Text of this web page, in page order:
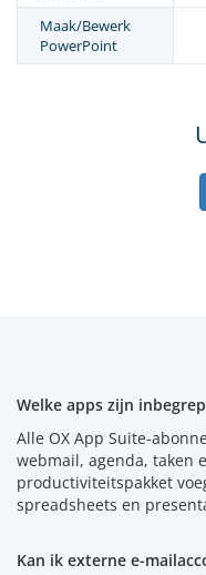
Maak/Bewerk
PowerPoint
Welke apps zijn
Alle OX App Suite-
webmail, agenda, taken
productiviteitspakket
spreadsheets en
Kan ik externe e-